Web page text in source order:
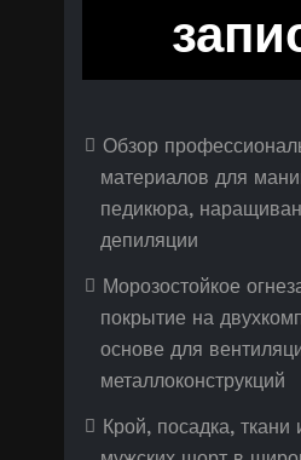
Обзор
материалов для
педикюра,
депиляции
Морозостойкое
покрытие на
основе для
металлоконструкций
Крой, посадка, ткани